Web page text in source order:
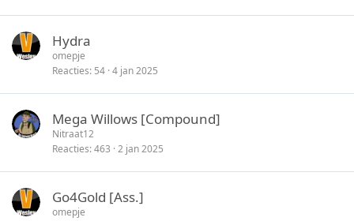
Hydra
omepje
Reacties 54 4 jan 2025
Mega Willows [Compound]
Nitraat12
Reacties 463 2 jan 2025
Go4Gold [Ass.]
omepje